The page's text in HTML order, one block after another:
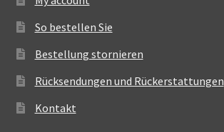
So bestellen Sie
Bestellung stornieren
Rücksendungen und Rückerstattungen
Kontakt